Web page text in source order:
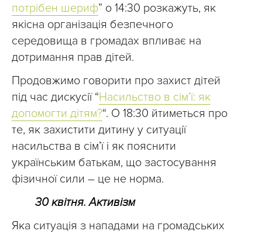
потрібен шериф” о 14:30 розкажуть, як
якісна організація безпечного
середовища в громадах впливає на
дотримання прав дітей.
Продовжимо говорити про захист дітей
під час дискусії “Насильство в сім’ї: як
допомогти дітям?“. О 18:30 йтиметься про
те, як захистити дитину у ситуації
насильства в сім’ї і як пояснити
українським батькам, що застосування
фізичної сили – це не норма.
30 квітня. Активізм
Яка ситуація з нападами на громадських